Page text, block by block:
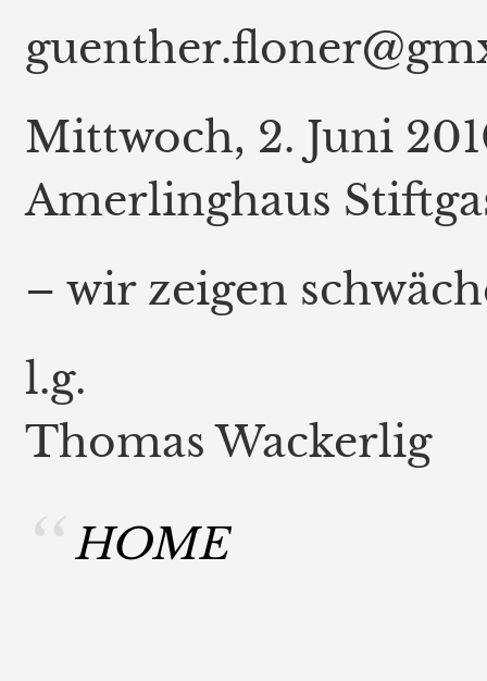
Mittwoch, 2. Juni
Amerlinghaus
– wir zeigen
l.g.
Thomas Wackerlig
HOME